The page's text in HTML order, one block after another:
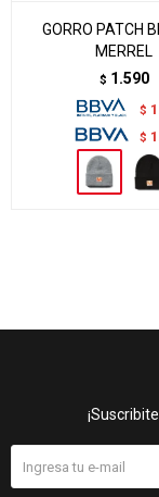
GORRO PATCH
MERREL
$ 1.590
$
$